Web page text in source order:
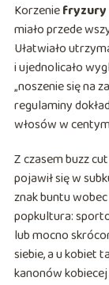
Korzeniefryzury
miało przede
Ułatwiało
i ujednolicało
„noszenie się na
regulaminy
włosów w
Z czasem buzz
pojawił się w
znak buntu
popkultura:
lub mocno
siebie, a u kobiet
kanonów